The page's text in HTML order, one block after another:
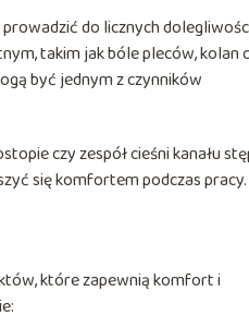
do licznych
takim jak bóle pleców, kolan
być jednym z czynników
czy zespół cieśni kanału
się komfortem podczas pracy.
które zapewnią komfort i